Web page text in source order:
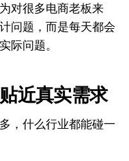
对很多电商老板来
问题，而是每天都会
际问题。
近真实需求
，什么行业都能碰一